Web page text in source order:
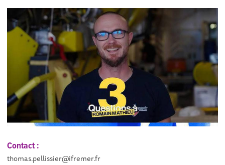
Contact :
thomas.pellissier@ifremer.fr